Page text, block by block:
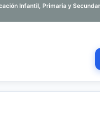
Infantil, Primaria y